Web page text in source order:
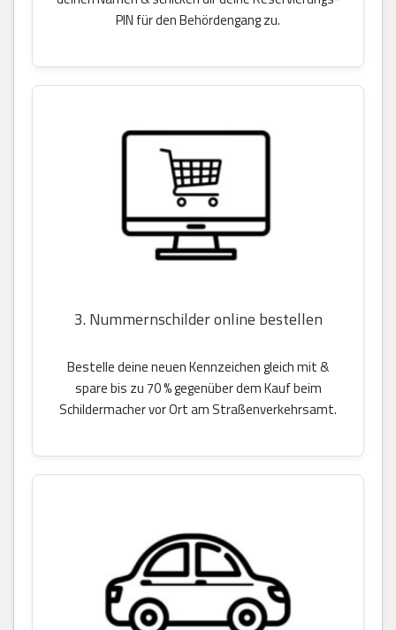
PIN für den Behördengang zu.
3. Nummernschilder online bestellen
Bestelle deine neuen Kennzeichen gleich mit &
spare bis zu 70 % gegenüber dem Kauf beim
Schildermacher vor Ort am Straßenverkehrsamt.